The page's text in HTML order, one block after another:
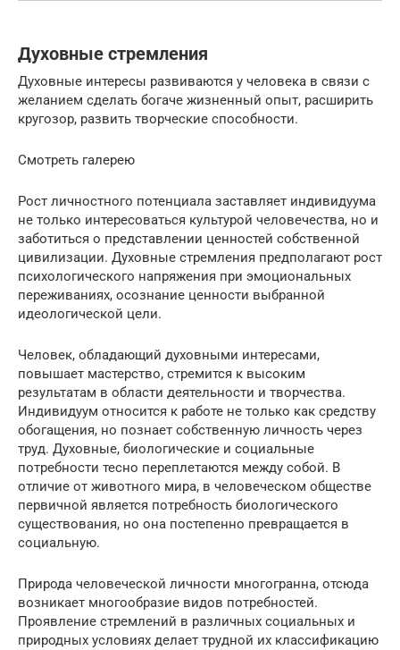
Духовные стремления
Духовные интересы развиваются у человека в связи с
желанием сделать богаче жизненный опыт, расширить
кругозор, развить творческие способности.
Смотреть галерею
Рост личностного потенциала заставляет индивидуума
не только интересоваться культурой человечества, но и
заботиться о представлении ценностей собственной
цивилизации. Духовные стремления предполагают рост
психологического напряжения при эмоциональных
переживаниях, осознание ценности выбранной
идеологической цели.
Человек, обладающий духовными интересами,
повышает мастерство, стремится к высоким
результатам в области деятельности и творчества.
Индивидуум относится к работе не только как средству
обогащения, но познает собственную личность через
труд. Духовные, биологические и социальные
потребности тесно переплетаются между собой. В
отличие от животного мира, в человеческом обществе
первичной является потребность биологического
существования, но она постепенно превращается в
социальную.
Природа человеческой личности многогранна, отсюда
возникает многообразие видов потребностей.
Проявление стремлений в различных социальных и
природных условиях делает трудной их классификацию